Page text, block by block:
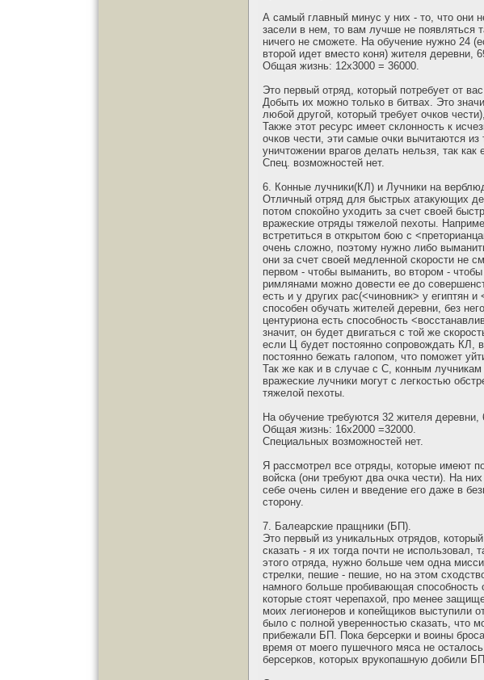
А самый главный минус у них - то, что они
засели в нем, то вам лучше не появляться
ничего не сможете. На обучение нужно 24
второй идет вместо коня) жителя деревни,
Общая жизнь: 12х3000 = 36000.
Это первый отряд, который потребует от
Добыть их можно только в битвах. Это
любой другой, который требует очков
Также этот ресурс имеет склонность к
очков чести, эти самые очки вычитаются
уничтожении врагов делать нельзя, так
Спец. возможностей нет.
6. Конные лучники(КЛ) и Лучники на
Отличный отряд для быстрых атакующих
потом спокойно уходить за счет своей
вражеские отряды тяжелой пехоты.
встретиться в открытом бою с
очень сложно, поэтому нужно либо
они за счет своей медленной скорости не
первом - чтобы выманить, во втором -
римлянами можно довести ее до
есть и у других рас(<чиновник> у египтян
способен обучать жителей деревни, без
центуриона есть способность
значит, он будет двигаться с той же
если Ц будет постоянно сопровождать КЛ,
постоянно бежать галопом, что поможет
Так же как и в случае с С, конным лучникам
вражеские лучники могут с легкостью
тяжелой пехоты.
На обучение требуются 32 жителя
Общая жизнь: 16х2000 =32000.
Специальных возможностей нет.
Я рассмотрел все отряды, которые имеют
войска (они требуют два очка чести). На
себе очень силен и введение его даже в
сторону.
7. Балеарские пращники (БП).
Это первый из уникальных отрядов,
сказать - я их тогда почти не
этого отряда, нужно больше чем одна
стрелки, пешие - пешие, но на этом
намного больше пробивающая способность
которые стоят черепахой, про менее
моих легионеров и копейщиков выступили
было с полной уверенностью сказать, что
прибежали БП. Пока берсерки и воины
время от моего пушечного мяса не
берсерков, которых врукопашную добили